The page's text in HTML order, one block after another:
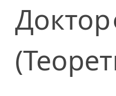
Доктор